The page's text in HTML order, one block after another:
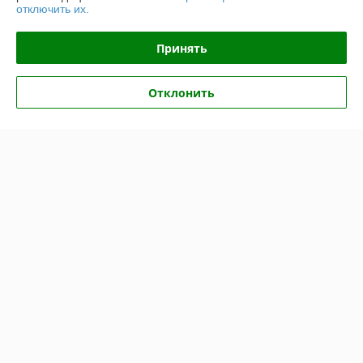
График работы
отключить их.
Принять
Отклонить